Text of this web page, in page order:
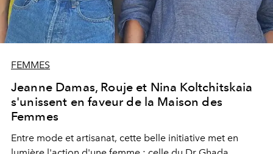
FEMMES
Jeanne Damas, Rouje et Nina Koltchitskaia
s'unissent en faveur de la Maison des
Femmes
Entre mode et artisanat, cette belle initiative met en